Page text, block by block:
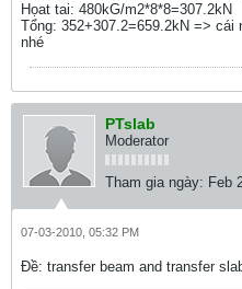
Họat tai: 480kG/m2*8*8=307.2kN
Tổng: 352+307.2=659.2kN =>
nhé
PTslab
Moderator
Tham gia ngày: Feb
07-03-2010, 05:32 PM
Ðề: transfer beam and transfer